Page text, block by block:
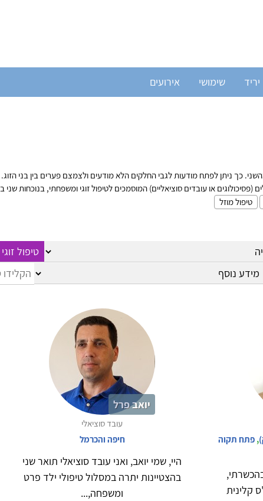
יריד שימושי אירועים
כך ניתן לפתח מודעות לגבי החלקים הלא מודעים ולצמצם פערים בין בני
או עובדים סוציאליים) המוסמכים לטיפול זוגי ומשפחתי, בנוכחות שני
טיפול מוזל
, פתח תקוה
קלינית
יואב פרל
עובד סוציאלי
חיפה והכרמל
היי, שמי יואב, ואני עובד סוציאלי תואר שני
בהצטיינות יתרה במסלול טיפולי ילד פרט
ומשפחה,...